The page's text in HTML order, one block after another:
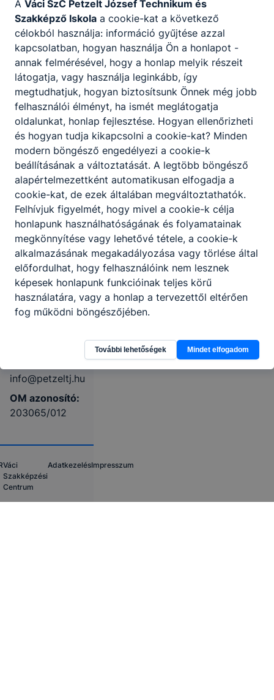
Petzelt József
Technikum és
Szakképző
Iskola
2000 Szentendre,
Római sánc köz 1.
CLASSROOM KRÉTA
Telefon:
info@petzeltj.hu
OM azonosító:
203065/012
Váci
Szakképzési
Centrum
AdatkezelésImpresszum
A Váci SzC Petzelt József Technikum és
Szakképző Iskola a cookie-kat a következő
célokból használja: információ gyűjtése azzal
kapcsolatban, hogyan használja Ön a honlapot -
annak felmérésével, hogy a honlap melyik részeit
látogatja, vagy használja leginkább, így
megtudhatjuk, hogyan biztosítsunk Önnek még jobb
felhasználói élményt, ha ismét meglátogatja
oldalunkat, honlap fejlesztése. Hogyan ellenőrizheti
és hogyan tudja kikapcsolni a cookie-kat? Minden
modern böngésző engedélyezi a cookie-k
beállításának a változtatását. A legtöbb böngésző
alapértelmezettként automatikusan elfogadja a
cookie-kat, de ezek általában megváltoztathatók.
Felhívjuk figyelmét, hogy mivel a cookie-k célja
honlapunk használhatóságának és folyamatainak
megkönnyítése vagy lehetővé tétele, a cookie-k
alkalmazásának megakadályozása vagy törlése által
előfordulhat, hogy felhasználóink nem lesznek
képesek honlapunk funkcióinak teljes körű
használatára, vagy a honlap a tervezettől eltérően
fog működni böngészőjében.
További lehetőségek Mindet elfogadom